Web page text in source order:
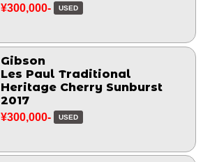
¥300,000- USED
Gibson
Les Paul Traditional
Heritage Cherry Sunburst
2017
¥300,000- USED